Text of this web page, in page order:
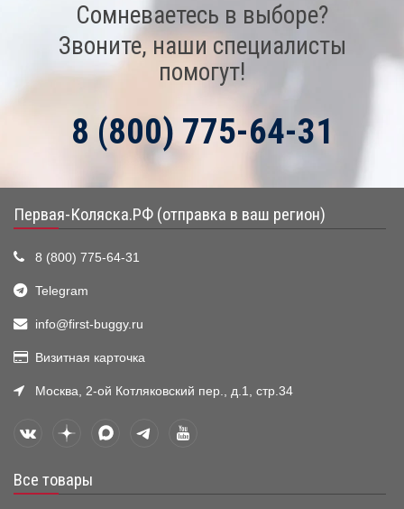
Сомневаетесь в выборе?
Звоните, наши специалисты
помогут!
8 (800) 775-64-31
Первая-Коляска.РФ (отправка в ваш регион)
8 (800) 775-64-31
Telegram
info@first-buggy.ru
Визитная карточка
Москва, 2-ой Котляковский пер., д.1, стр.34
Все товары